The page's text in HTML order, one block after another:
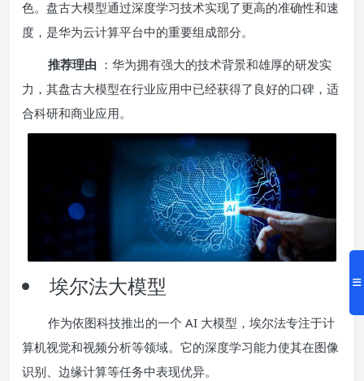
色。盘古大模型通过深度学习技术实现了更高的准确性和速
度，是华为云计算平台中的重要组成部分。
推荐理由 ：华为拥有强大的技术背景和雄厚的研发实
力，其盘古大模型在行业应用中已经获得了良好的口碑，适
合科研和商业应用。
埃尔法大模型
作为依图科技推出的一个 AI 大模型，埃尔法专注于计
算机视觉和视频分析等领域。它的深度学习能力使其在图像
识别、边缘计算等任务中表现优异。